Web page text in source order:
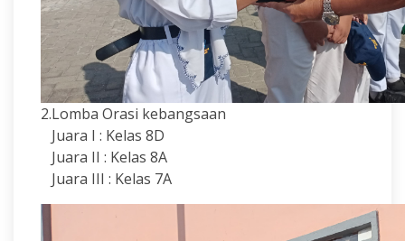
2.Lomba Orasi kebangsaan
Juara I : Kelas 8D
Juara II : Kelas 8A
Juara III : Kelas 7A